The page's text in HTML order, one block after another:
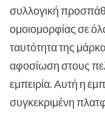
συλλογική
ομοιομορφίας σε
ταυτότητα της
αφοσίωση στους
εμπειρία. Αυτή η
συγκεκριμένη